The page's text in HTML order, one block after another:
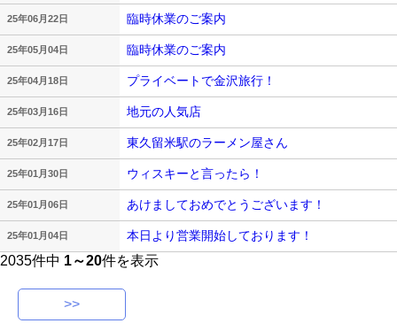
25年06月22日 臨時休業のご案内
25年05月04日 臨時休業のご案内
25年04月18日 プライベートで金沢旅行！
25年03月16日 地元の人気店
25年02月17日 東久留米駅のラーメン屋さん
25年01月30日 ウィスキーと言ったら！
25年01月06日 あけましておめでとうございます！
25年01月04日 本日より営業開始しております！
2035件中 1～20件を表示
>>